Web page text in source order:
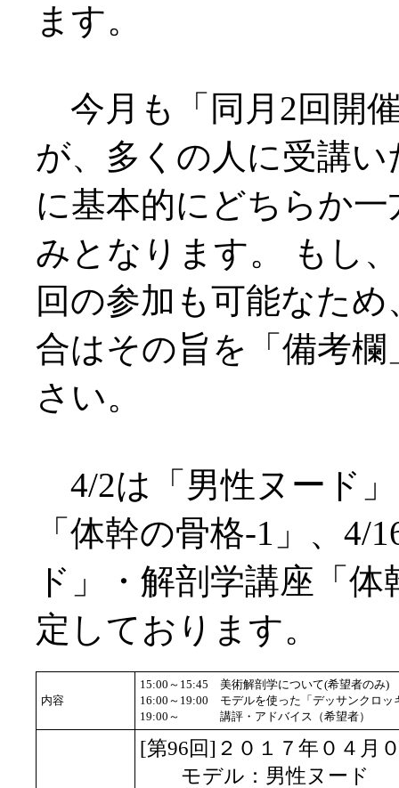
ます。
今月も「同月2回開
が、多くの人に受講
に基本的にどちらか
みとなります。 もし
回の参加も可能なた
合はその旨を「備考
さい。
4/2は「男性ヌード
「体幹の骨格-1」、4/
ド」・解剖学講座「
定しております。
内容
15:00～15:45
16:00～19:00
19:00～
美術解剖学について(希望者のみ)
モデルを使った「デッサンクロッ
講評・アドバイス（希望者）
[第96回]２０１７年０４月
モデル：男性ヌード